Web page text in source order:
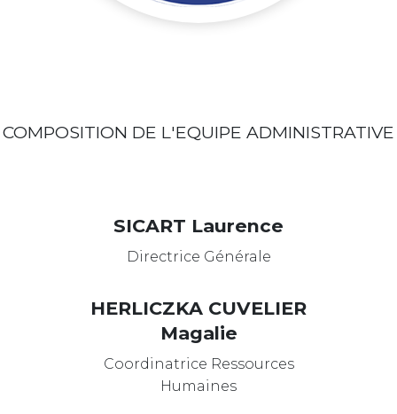
COMPOSITION DE L'EQUIPE ADMINISTRATIVE
SICART Laurence
Directrice Générale
HERLICZKA CUVELIER
Magalie
Coordinatrice Ressources
Humaines